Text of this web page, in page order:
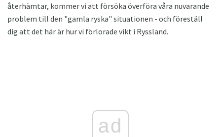
återhämtar, kommer vi att försöka överföra våra nuvarande
problem till den "gamla ryska" situationen - och föreställ
dig att det här är hur vi förlorade vikt i Ryssland.
ad